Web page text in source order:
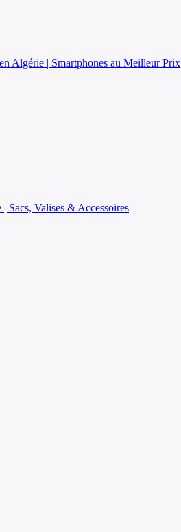
Algérie | Smartphones au Meilleur Prix
Sacs, Valises & Accessoires